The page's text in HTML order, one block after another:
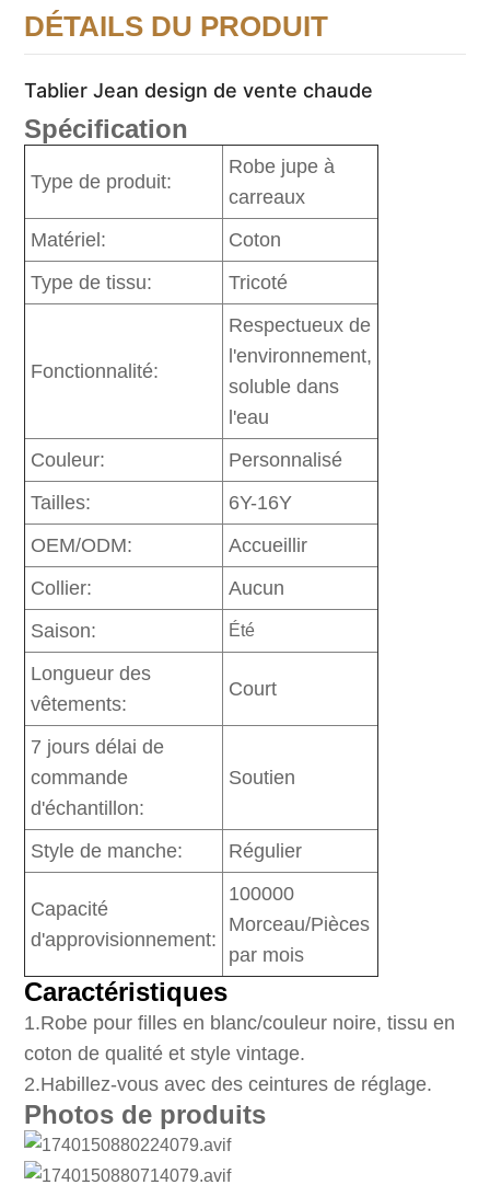
DÉTAILS DU PRODUIT
Tablier Jean design de vente chaude
Spécification
Type de produit:
Robe jupe à
carreaux
Matériel:
Coton
Type de tissu:
Tricoté
Fonctionnalité:
Respectueux de
l'environnement,
soluble dans
l'eau
Couleur:
Personnalisé
Tailles:
6Y-16Y
OEM/ODM:
Accueillir
Collier:
Aucun
Saison:
Été
Longueur des
vêtements:
Court
7 jours délai de
commande
d'échantillon:
Soutien
Style de manche: Régulier
Capacité
d'approvisionnement:
100000
Morceau/Pièces
par mois
Caractéristiques
1.Robe pour filles en blanc/couleur noire, tissu en
coton de qualité et style vintage.
2.Habillez-vous avec des ceintures de réglage.
Photos de produits